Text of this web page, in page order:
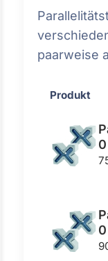
paarweise
Produkt
0
0